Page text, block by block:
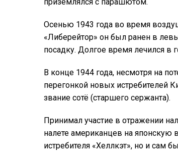
Осенью 1943 года во время
«Либерейтор» он был ранен в
посадку. Долгое время лечился в
В конце 1944 года, несмотря на
перегонкой новых истребителей
звание сотё (старшего сержанта).
Принимал участие в отражении
налете американцев на
истребителя «Хеллкэт», но и сам